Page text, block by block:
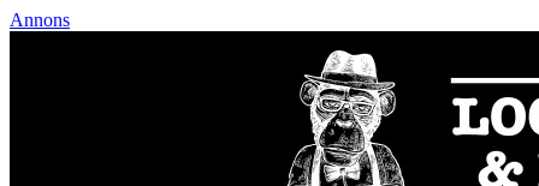
Annons